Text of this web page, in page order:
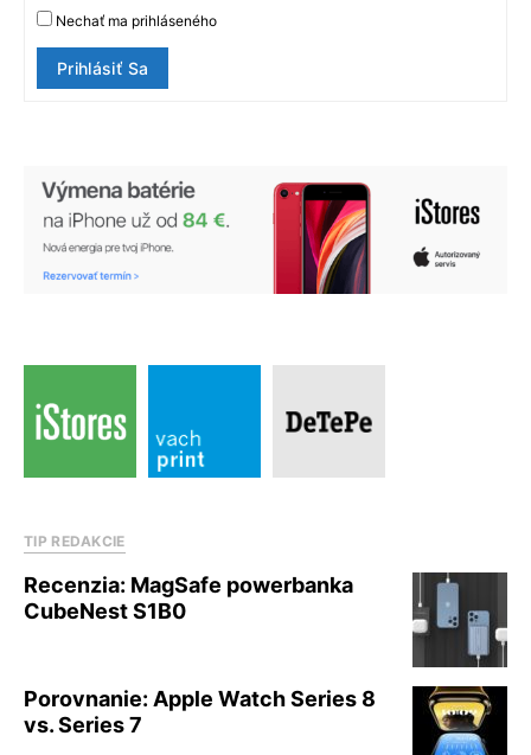
Nechať ma prihláseného
Prihlásiť Sa
TIP REDAKCIE
Recenzia: MagSafe powerbanka
CubeNest S1B0
Porovnanie: Apple Watch Series 8
vs. Series 7